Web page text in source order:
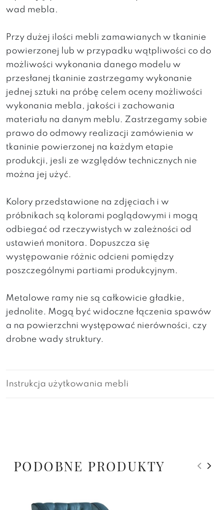
wad mebla.
Przy dużej ilości mebli zamawianych w tkaninie
powierzonej lub w przypadku wątpliwości co do
możliwości wykonania danego modelu w
przesłanej tkaninie zastrzegamy wykonanie
jednej sztuki na próbę celem oceny możliwości
wykonania mebla, jakości i zachowania
materiału na danym meblu. Zastrzegamy sobie
prawo do odmowy realizacji zamówienia w
tkaninie powierzonej na każdym etapie
produkcji, jesli ze względów technicznych nie
można jej użyć.
Kolory przedstawione na zdjęciach i w
próbnikach są kolorami poglądowymi i mogą
odbiegać od rzeczywistych w zależności od
ustawień monitora. Dopuszcza się
występowanie różnic odcieni pomiędzy
poszczególnymi partiami produkcyjnym.
Metalowe ramy nie są całkowicie gładkie,
jednolite. Mogą być widoczne łączenia spawów
a na powierzchni występować nierówności, czy
drobne wady struktury.
Instrukcja użytkowania mebli
PODOBNE PRODUKTY